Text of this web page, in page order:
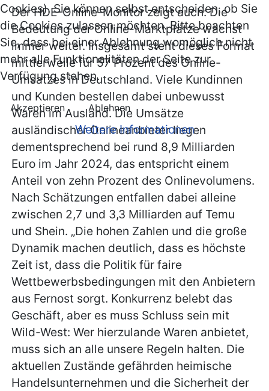
Der HDE-Online-Monitor zeigt auch: Die
Bedeutung der Online-Marktplätze wächst
immer weiter. Insgesamt steht dieses Format
mittlerweile für 57 Prozent des Online-
Umsatzes in Deutschland. Viele Kundinnen
und Kunden bestellen dabei unbewusst
Waren im Ausland. Die Umsätze
ausländischer Onlineanbieter liegen
dementsprechend bei rund 8,9 Milliarden
Euro im Jahr 2024, das entspricht einem
Anteil von zehn Prozent des Onlinevolumens.
Nach Schätzungen entfallen dabei alleine
zwischen 2,7 und 3,3 Milliarden auf Temu
und Shein. „Die hohen Zahlen und die große
Dynamik machen deutlich, dass es höchste
Zeit ist, dass die Politik für faire
Wettbewerbsbedingungen mit den Anbietern
aus Fernost sorgt. Konkurrenz belebt das
Geschäft, aber es muss Schluss sein mit
Wild-West: Wer hierzulande Waren anbietet,
muss sich an alle unsere Regeln halten. Die
aktuellen Zustände gefährden heimische
Handelsunternehmen und die Sicherheit der
Cookies). Sie können selbst entscheiden, ob Sie
die Cookies zulassen möchten. Bitte beachten
Sie, dass bei einer Ablehnung womöglich nicht
mehr alle Funktionalitäten der Seite zur
Verfügung stehen.
Akzeptieren Ablehnen
Weitere Informationen